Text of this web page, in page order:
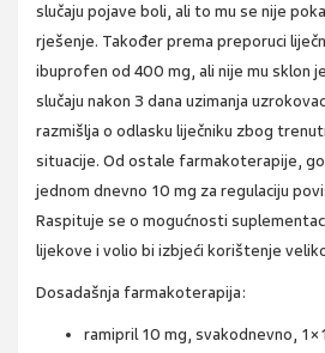
slučaju pojave boli, ali to mu se nije
rješenje. Također prema preporuci
ibuprofen od 400 mg, ali nije mu sklon
slučaju nakon 3 dana uzimanja
razmišlja o odlasku liječniku zbog
situacije. Od ostale farmakoterapije,
jednom dnevno 10 mg za regulaciju
Raspituje se o mogućnosti
lijekove i volio bi izbjeći korištenje
Dosadašnja farmakoterapija:
ramipril 10 mg, svakodnevno,